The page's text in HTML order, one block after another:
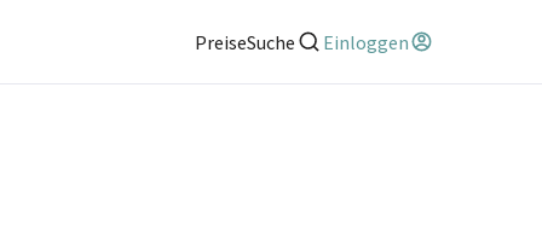
PreiseSuche Einloggen